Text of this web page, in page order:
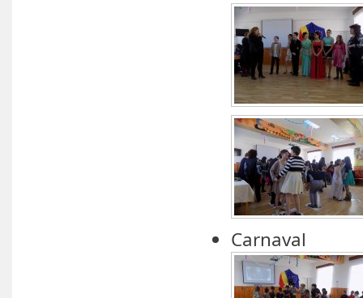
Carnaval